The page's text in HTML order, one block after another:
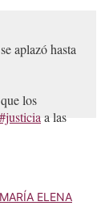
aplazó hasta
los
#justicia a las
MARÍA ELENA